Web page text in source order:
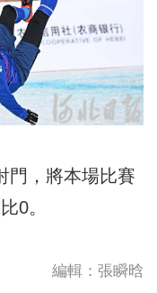
門，將本場比賽
0。
編輯：張瞬晗